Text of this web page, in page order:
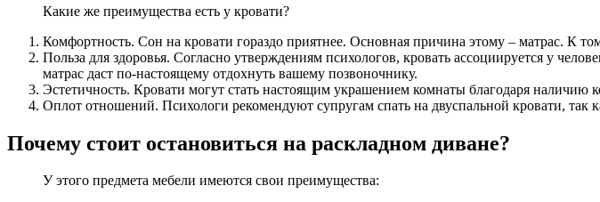
Какие же преимущества есть у кровати?
Комфортность. Сон на кровати гораздо приятнее. Основная причина этому – матрас. К
Польза для здоровья. Согласно утверждениям психологов, кровать ассоциируется у
матрас даст по-настоящему отдохнуть вашему позвоночнику.
Эстетичность. Кровати могут стать настоящим украшением комнаты благодаря наличию
Оплот отношений. Психологи рекомендуют супругам спать на двуспальной кровати, так
Почему стоит остановиться на раскладном диване?
У этого предмета мебели имеются свои преимущества: